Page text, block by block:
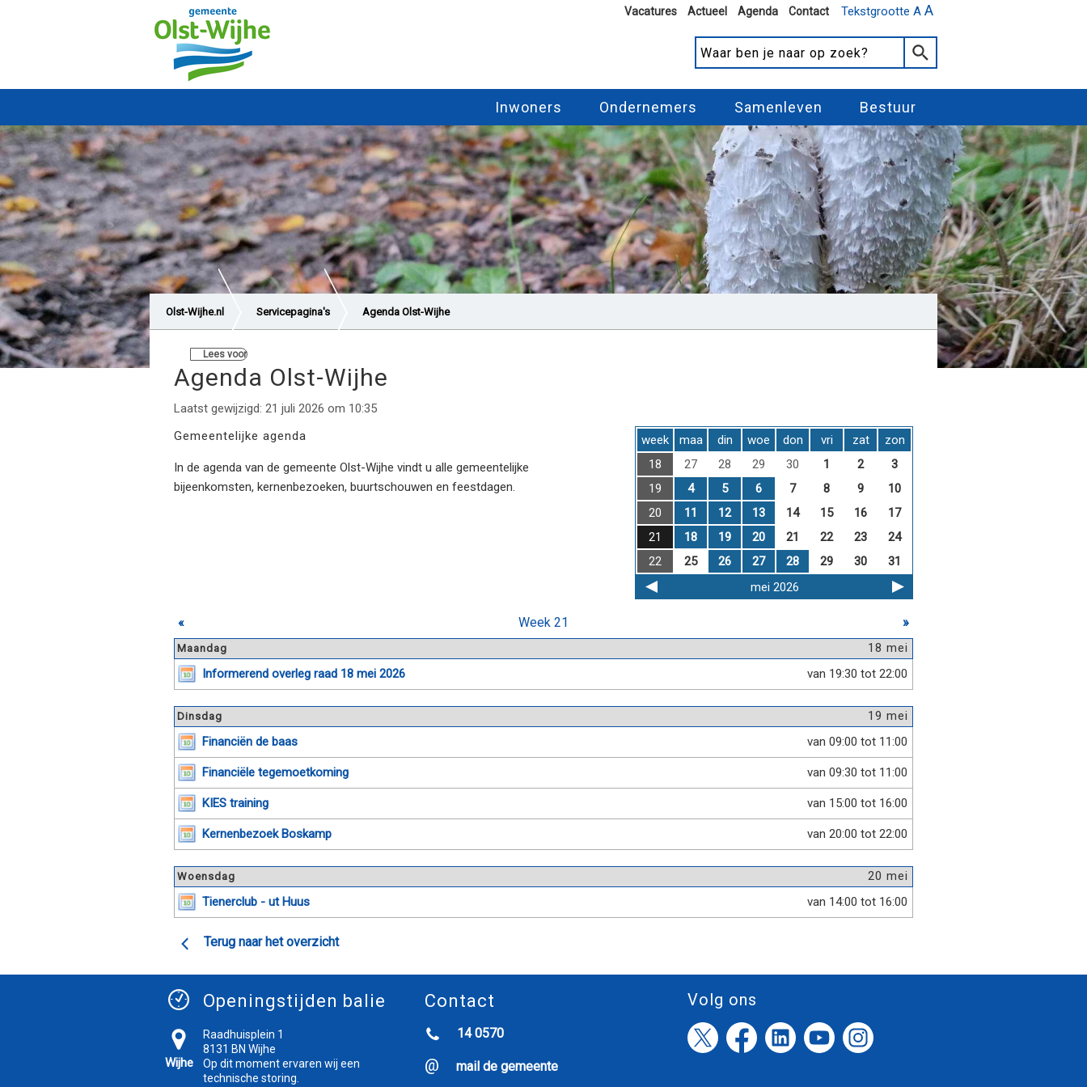
Tekstgrootte A A
Vacatures Actueel Agenda Contact
Inwoners Ondernemers Samenleven Bestuur
Olst-Wijhe.nl Servicepagina's Agenda Olst-Wijhe
Lees voor
Agenda Olst-Wijhe
Laatst gewijzigd: 21 juli 2026 om 10:35
Gemeentelijke agenda
In de agenda van de gemeente Olst-Wijhe vindt u alle gemeentelijke
bijeenkomsten, kernenbezoeken, buurtschouwen en feestdagen.
week maa din woe don vri zat
zon
18
27 28 29 30 1 2
3
19
4 5 6 7 8 9
10
20
11 12 13 14 15 16
17
21
18 19 20 21 22 23
24
22
25 26 27 28 29 30
31
mei 2026
« Week 21 »
18 mei
Maandag
van 19:30 tot 22:00
Informerend overleg raad 18 mei 2026
19 mei
Dinsdag
van 09:00 tot 11:00
Financiën de baas
van 09:30 tot 11:00
Financiële tegemoetkoming
van 15:00 tot 16:00
KIES training
van 20:00 tot 22:00
Kernenbezoek Boskamp
20 mei
Woensdag
van 14:00 tot 16:00
Tienerclub - ut Huus
Terug naar het overzicht
Openingstijden balie
Wijhe
Raadhuisplein 1
8131 BN Wijhe
Op dit moment ervaren wij een
technische storing.
Contact
14 0570
mail de gemeente
Volg ons